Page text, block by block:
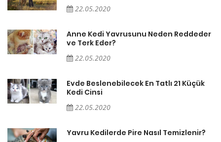
22.05.2020
Anne Kedi Yavrusunu Neden Reddeder
ve Terk Eder?
22.05.2020
Evde Beslenebilecek En Tatlı 21 Küçük
Kedi Cinsi
22.05.2020
Yavru Kedilerde Pire Nasıl Temizlenir?